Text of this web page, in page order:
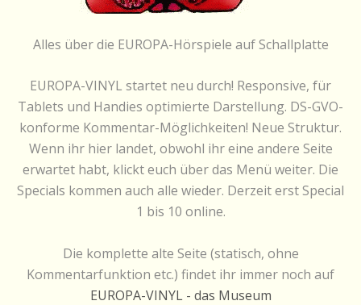
Alles über die EUROPA-Hörspiele auf Schallplatte
EUROPA-VINYL startet neu durch! Responsive, für
Tablets und Handies optimierte Darstellung. DS-GVO-
konforme Kommentar-Möglichkeiten! Neue Struktur.
Wenn ihr hier landet, obwohl ihr eine andere Seite
erwartet habt, klickt euch über das Menü weiter. Die
Specials kommen auch alle wieder. Derzeit erst Special
1 bis 10 online.
Die komplette alte Seite (statisch, ohne
Kommentarfunktion etc.) findet ihr immer noch auf
EUROPA-VINYL - das Museum